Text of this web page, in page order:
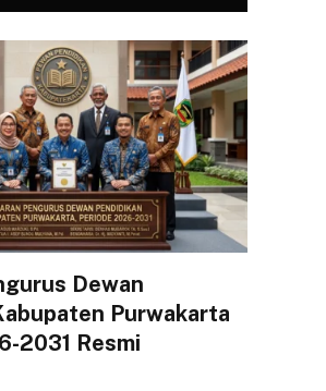
Dewan
Purwakarta
2031 Resmi